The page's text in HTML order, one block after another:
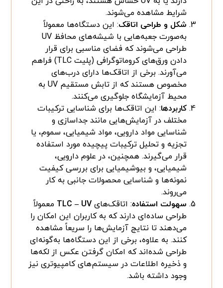
شرایط مشاهده می‌شوند.
شکل و طراحی اتاقک: این دستگاه‌ها معمولاً
به‌صورت جعبه‌هایی با شیشه‌های محافظ UV
طراحی می‌شوند که فضای مناسبی برای قرار
دادن ورق‌های کروماتوگرافی (پلیت TLC) فراهم
می‌آورند. برخی از اتاقک‌ها دارای درب‌های
مخصوص هستند که از تابش مستقیم UV به
محیط آزمایشگاه جلوگیری می‌کنند.
کاربردها: این اتاقک‌ها برای شناسایی ترکیبات
مختلف در آزمایش‌هایی مانند جداسازی و
شناسایی مواد دارویی، مواد شیمیایی، سموم، یا
تجزیه و تحلیل ترکیبات پیچیده مورد استفاده
قرار می‌گیرند. همچنین، در علوم دارویی،
شیمیایی، و بیوشیمیایی برای بررسی کیفیت
نمونه‌ها و شناسایی محصولات جانبی به کار
می‌روند.
سهولت استفاده: اتاقک‌هایTLC – UV معمولاً
طراحی ساده‌ای دارند که به کاربران این امکان را
می‌دهند تا نتایج آزمایش‌ها را سریعاً مشاهده
کنند. به علاوه، برخی از این دستگاه‌ها به‌گونه‌ای
طراحی شده‌اند که امکان گرفتن عکس از لکه‌ها
و ذخیره اطلاعات در سیستم‌های کامپیوتری نیز
وجود داشته باشد.